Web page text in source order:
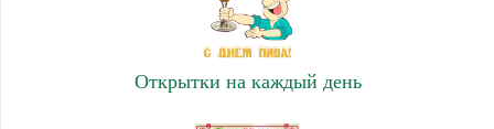
Открытки на каждый день